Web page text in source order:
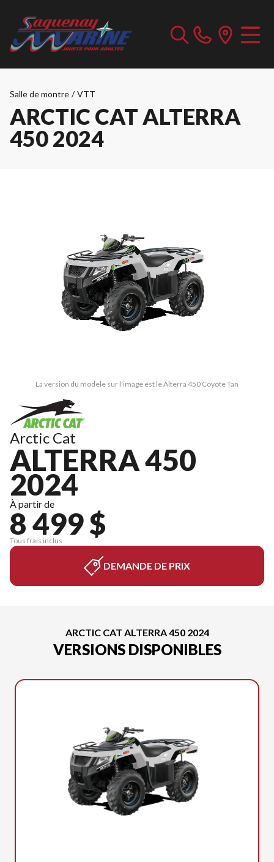
Salle de montre / VTT
ARCTIC CAT ALTERRA
450 2024
La version du modèle sur l'image est le Alterra 450 Coyote Tan
Arctic Cat
ALTERRA 450
2024
À partir de
8 499 $
Tous frais inclus
DEMANDE DE PRIX
ARCTIC CAT ALTERRA 450 2024
VERSIONS DISPONIBLES